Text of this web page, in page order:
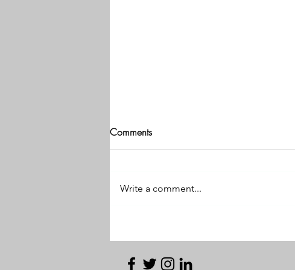
Referendum 2026
Comments
Write a comment...